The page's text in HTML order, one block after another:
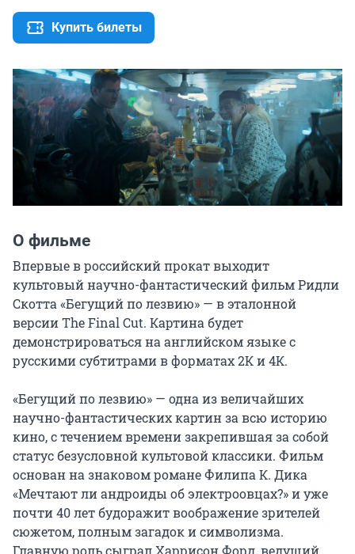
Купить билеты
О фильме
Впервые в российский прокат выходит
культовый научно-фантастический фильм Ридли
Скотта «Бегущий по лезвию» — в эталонной
версии The Final Cut. Картина будет
демонстрироваться на английском языке с
русскими субтитрами в форматах 2К и 4К.
«Бегущий по лезвию» — одна из величайших
научно-фантастических картин за всю историю
кино, с течением времени закрепившая за собой
статус безусловной культовой классики. Фильм
основан на знаковом романе Филипа К. Дика
«Мечтают ли андроиды об электроовцах?» и уже
почти 40 лет будоражит воображение зрителей
сюжетом, полным загадок и символизма.
Главную роль сыграл Харрисон Форд, ведущий